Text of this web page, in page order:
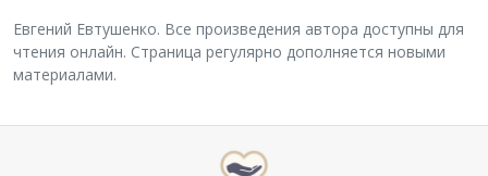
Евгений Евтушенко. Все произведения автора доступны для
чтения онлайн. Страница регулярно дополняется новыми
материалами.